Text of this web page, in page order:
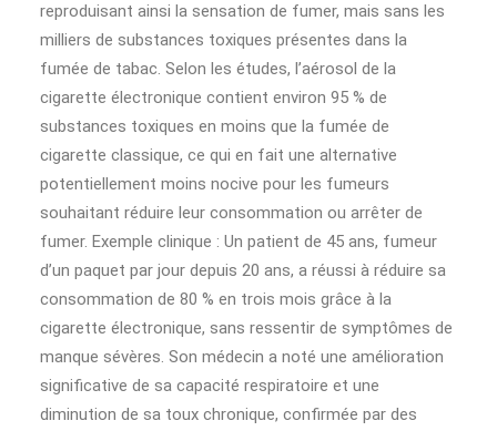
reproduisant ainsi la sensation de fumer, mais sans les
milliers de substances toxiques présentes dans la
fumée de tabac. Selon les études, l’aérosol de la
cigarette électronique contient environ 95 % de
substances toxiques en moins que la fumée de
cigarette classique, ce qui en fait une alternative
potentiellement moins nocive pour les fumeurs
souhaitant réduire leur consommation ou arrêter de
fumer. Exemple clinique : Un patient de 45 ans, fumeur
d’un paquet par jour depuis 20 ans, a réussi à réduire sa
consommation de 80 % en trois mois grâce à la
cigarette électronique, sans ressentir de symptômes de
manque sévères. Son médecin a noté une amélioration
significative de sa capacité respiratoire et une
diminution de sa toux chronique, confirmée par des